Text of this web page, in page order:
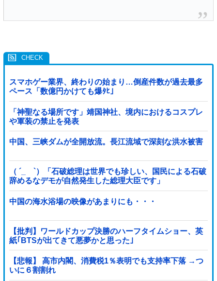
スマホゲー業界、終わりの始まり…倒産件数が過去最多
ペース「数億円かけても爆ﾀﾋ」
「神聖なる場所です」靖国神社、境内におけるコスプレ
や軍装の禁止を発表
中国、三峡ダムが全開放流。長江流域で深刻な洪水被害
（ ´_ゝ`）「石破総理は世界でも珍しい、国民による石破
辞めるなデモが自然発生した総理大臣です」
中国の海水浴場の映像があまりにも・・・
【批判】ワールドカップ決勝のハーフタイムショー、英
紙｢BTSが出てきて悪夢かと思った｣
【悲報】 高市内閣、消費税1％表明でも支持率下落 →つ
いに６割割れ